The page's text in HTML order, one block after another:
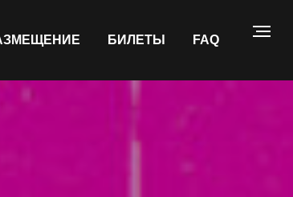
БИЛЕТЫ FAQ